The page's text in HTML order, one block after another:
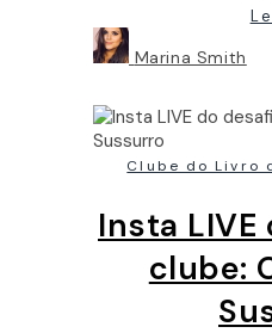
Marina Smith
Clube do Livro
Insta
clube: